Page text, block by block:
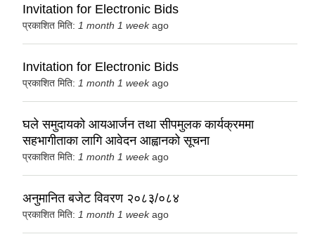
Invitation for Electronic Bids
प्रकाशित मिति: 1 month 1 weekago
Invitation for Electronic Bids
प्रकाशित मिति: 1 month 1 weekago
घले समुदायको आयआर्जन तथा सीपमुलक कार्यक्रममा
सहभागीताका लागि आवेदन आह्वानको सूचना
प्रकाशित मिति: 1 month 1 weekago
अनुमानित बजेट विवरण २०८३/०८४
प्रकाशित मिति: 1 month 1 weekago